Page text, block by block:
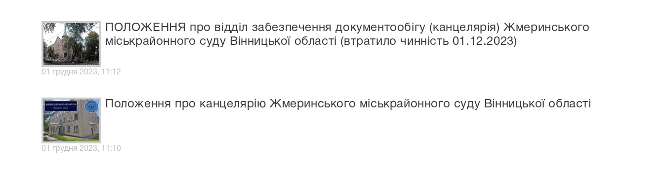
ПОЛОЖЕННЯ про відділ забезпечення документообігу (канцелярія) Жмеринського
міськрайонного суду Вінницької області (втратило чинність 01.12.2023)
01 грудня 2023, 11:12
Положення про канцелярію Жмеринського міськрайонного суду Вінницької області
01 грудня 2023, 11:10